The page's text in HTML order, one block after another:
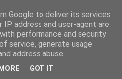
Google to deliver its services
IP address and user-agent are
performance and security
service, generate usage
address abuse.
GOT IT